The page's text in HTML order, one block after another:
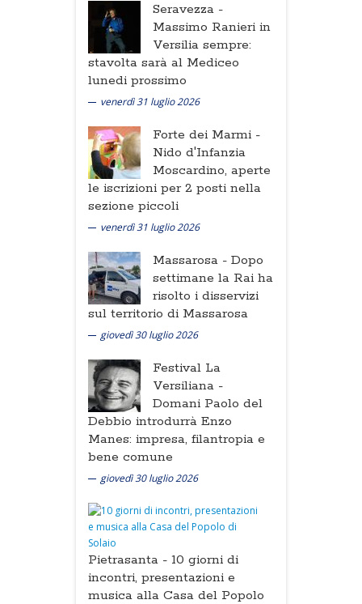
Seravezza -
Massimo Ranieri in
Versilia sempre:
stavolta sarà al Mediceo
lunedi prossimo
venerdì 31 luglio 2026
Forte dei Marmi -
Nido d'Infanzia
Moscardino, aperte
le iscrizioni per 2 posti nella
sezione piccoli
venerdì 31 luglio 2026
Massarosa - Dopo
settimane la Rai ha
risolto i disservizi
sul territorio di Massarosa
giovedì 30 luglio 2026
Festival La
Versiliana -
Domani Paolo del
Debbio introdurrà Enzo
Manes: impresa, filantropia e
bene comune
giovedì 30 luglio 2026
Pietrasanta - 10 giorni di
incontri, presentazioni e
musica alla Casa del Popolo